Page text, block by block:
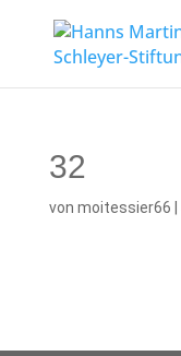
32
von moitessier66